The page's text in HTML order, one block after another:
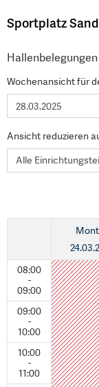
Sportplatz
Hallenbelegungen
Wochenansicht für
Ansicht reduzieren
08:00
-
09:00
09:00
-
10:00
10:00
-
11:00